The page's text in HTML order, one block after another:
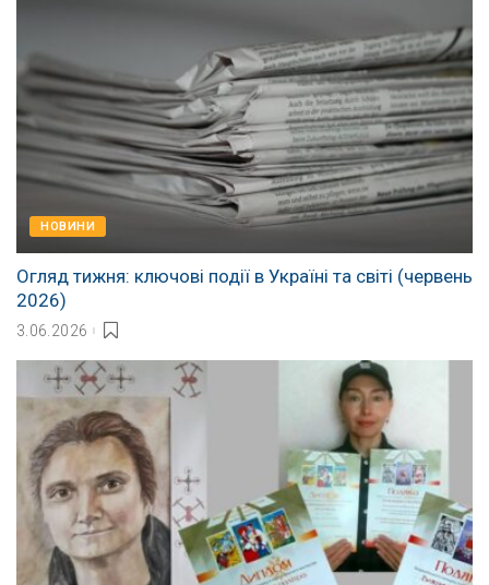
НОВИНИ
Огляд тижня: ключові події в Україні та світі (червень
2026)
3.06.2026